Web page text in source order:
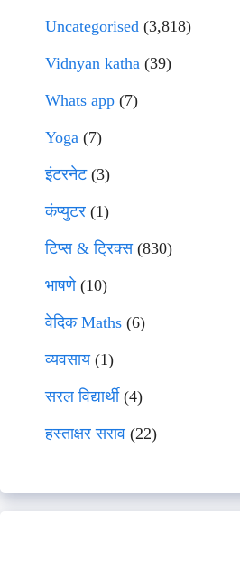
Uncategorised (3,818)
Vidnyan katha (39)
Whats app (7)
Yoga (7)
इंटरनेट(3)
कंप्युटर (1)
टिप्स & ट्रिक्स(830)
भाषणे(10)
वेदिक Maths (6)
व्यवसाय(1)
सरल विद्यार्थी(4)
हस्ताक्षर सराव (22)